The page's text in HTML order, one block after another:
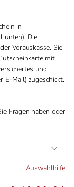
in
unten). Die
Vorauskasse. Sie
mit
und
E-Mail) zugeschickt.
Fragen haben oder
Auswahlhilfe